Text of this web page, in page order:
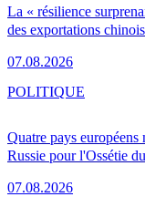
La « résilience
des exportations
07.08.2026
Quatre pays européens
Russie pour l'Ossétie
07.08.2026
POLITIQUE